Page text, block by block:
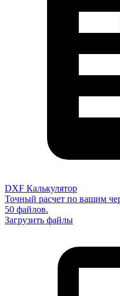
DXF Калькулятор
Точный расчет по вашим
50 файлов.
Загрузить файлы